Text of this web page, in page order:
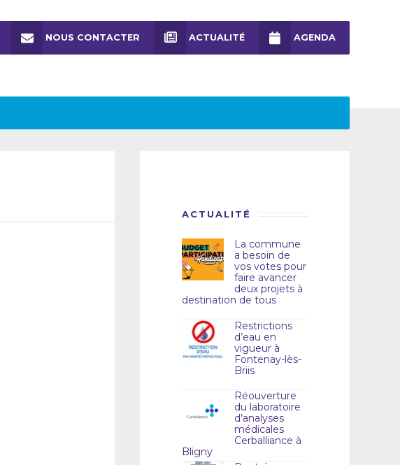
NOUS CONTACTER ACTUALITÉ AGENDA
ACTUALITÉ
La commune
a besoin de
vos votes pour
faire avancer
deux projets à
destination de tous
Restrictions
d’eau en
vigueur à
Fontenay-lès-
Briis
Réouverture
du laboratoire
d’analyses
médicales
Cerballiance à
Bligny